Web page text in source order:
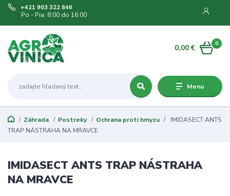
Menu
+421 903 322 846
Po - Pia: 8:00 do 16:00
0
0,00 €
Záhrada Postreky Ochrana proti hmyzu
IMIDASECT ANTS
TRAP NÁSTRAHA NA MRAVCE
IMIDASECT ANTS TRAP NÁSTRAHA
NA MRAVCE